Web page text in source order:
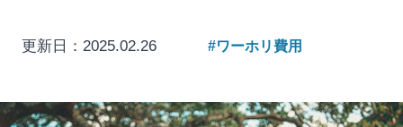
更新日：2025.02.26 #ワーホリ費用